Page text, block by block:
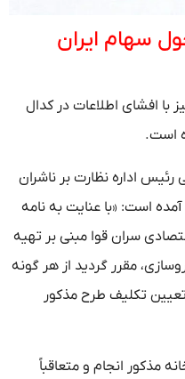
سهام ایران
با افشای اطلاعات در کدال
است.
اداره نظارت بر ناشران
است: «با عنایت به نامه
سران قوا مبنی بر تهیه
مقرر گردید از هر گونه
تکلیف طرح مذکور
مذکور انجام و متعاقباً